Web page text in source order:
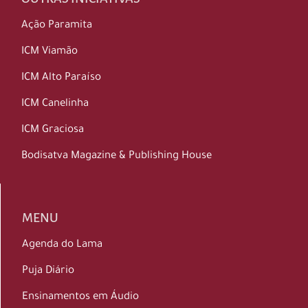
Ação Paramita
ICM Viamão
ICM Alto Paraíso
ICM Canelinha
ICM Graciosa
Bodisatva Magazine & Publishing House
MENU
Agenda do Lama
Puja Diário
Ensinamentos em Áudio